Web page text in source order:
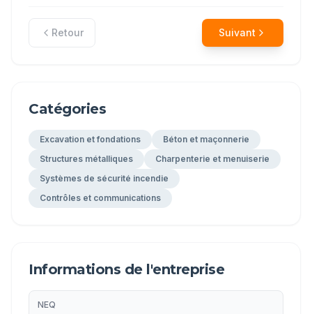
Retour Suivant
Catégories
Excavation et fondations
Béton et maçonnerie
Structures métalliques
Charpenterie et menuiserie
Systèmes de sécurité incendie
Contrôles et communications
Informations de l'entreprise
NEQ